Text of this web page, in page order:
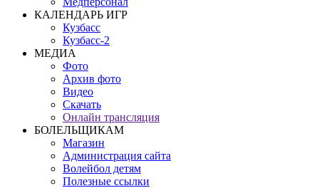
КАЛЕНДАРЬ ИГР
Кузбасс
Кузбасс-2
МЕДИА
Фото
Архив фото
Видео
Скачать
Онлайн трансляция
БОЛЕЛЬЩИКАМ
Магазин
Администрация сайта
Волейбол детям
Полезные ссылки